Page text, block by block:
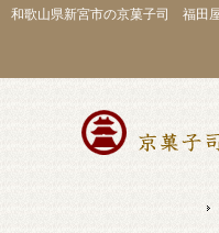
和歌山県新宮市の京菓子司 福田